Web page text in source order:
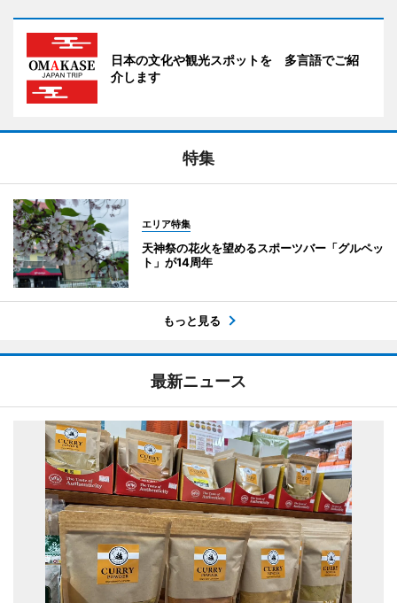
日本の文化や観光スポットを 多言語でご紹
介します
特集
エリア特集
天神祭の花火を望めるスポーツバー「グルペッ
ト」が14周年
もっと見る
最新ニュース